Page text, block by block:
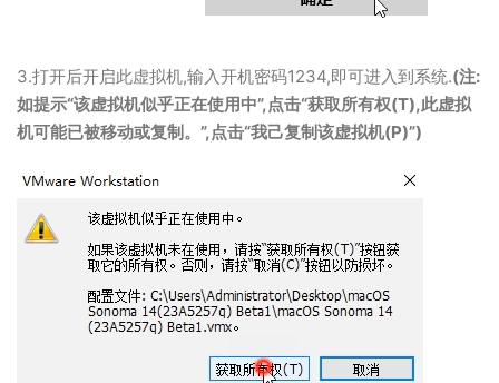
3.打开后开启此虚拟机,输入开机密码1234,即可进入到系统.(注:
如提示“该虚拟机似乎正在使用中”,点击“获取所有权(T),此虚拟
机可能已被移动或复制。”,点击“我己复制该虚拟机(P)”)